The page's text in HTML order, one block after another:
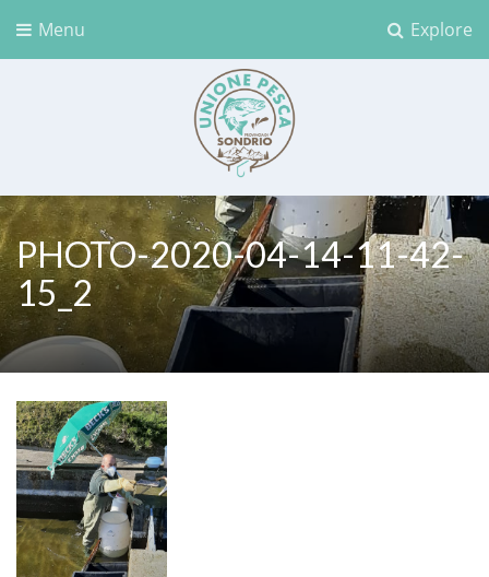
Explore
Menu
Unione Pesca Sondrio
PHOTO-2020-04-14-11-42-
15_2